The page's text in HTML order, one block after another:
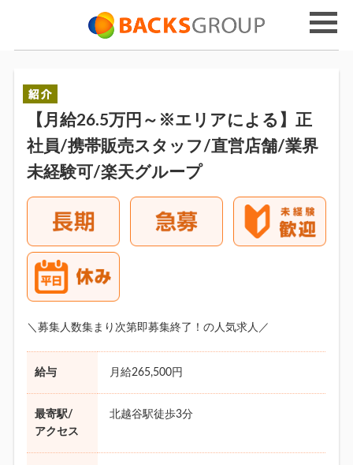
【月給26.5万円～※エリアによる】正
社員/携帯販売スタッフ/直営店舗/業界
未経験可/楽天グループ
＼募集人数集まり次第即募集終了！の人気求人／
給与 月給265,500円
最寄駅/
アクセス
北越谷駅徒歩3分